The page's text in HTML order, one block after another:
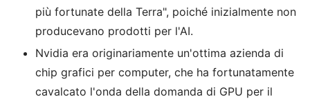
più fortunate della Terra", poiché inizialmente non
producevano prodotti per l'AI.
Nvidia era originariamente un'ottima azienda di
chip grafici per computer, che ha fortunatamente
cavalcato l'onda della domanda di GPU per il